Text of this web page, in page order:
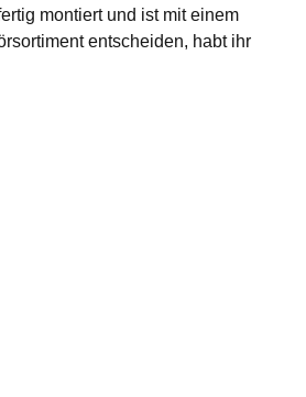
montiert und ist mit einem
entscheiden, habt ihr